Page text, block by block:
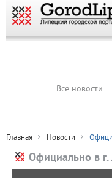
Все новости
Главная Новости
Официально в г.